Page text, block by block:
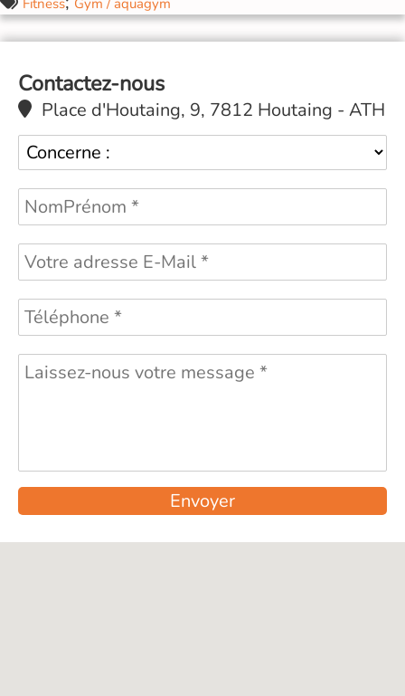
Fitness Gym / aquagym
Contactez-nous
Place d'Houtaing, 9, 7812 Houtaing - ATH
Envoyer